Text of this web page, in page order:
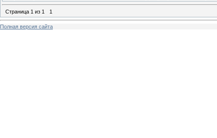
Страница 1 из 1 1
Полная версия сайта